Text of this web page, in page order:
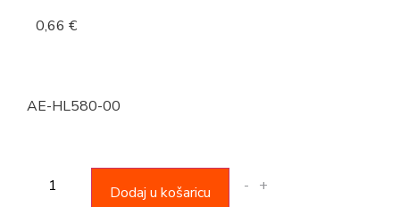
0,66 €
AE-HL580-00
- +
Dodaj u košaricu